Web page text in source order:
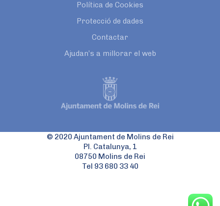
Política de Cookies
Protecció de dades
Contactar
Ajudan’s a millorar el web
© 2020 Ajuntament de Molins de Rei
Pl. Catalunya, 1
08750 Molins de Rei
Tel 93 680 33 40